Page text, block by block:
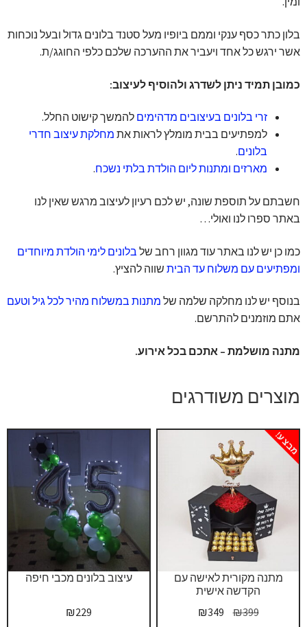
בלון כתר כסף ענקי וממם ביופיו מעל סטנד בלונים גדול ובעל נוכחות
אשר ירגש כל אחד ויעביר את ההערכה שלכם כלפי החוגג/ת.
כמובן תמיד ניתן לשדרג ולהוסיף לעיצוב:
זרי בלונים בעיצובים מדהימים להמשך קישוט החלל.
למפתיעים בבית מומלץ לראות את מחלקת עיצוב חדרי
בלונים.
מארזים ומתנות ליום הולדת בלתי נשכח.
חשבתם על תוספת שונה, יש לכם רעיון לעיצוב מרגש שאין לנו
באתר ספרו לנו ואולי…
כמו כן יש לנו באתר עוד מגוון רחב של בלונים לימי הולדת מיוחדים
ומפתיעים עם משלוח עד הבית שווה להציץ.
בנוסף יש לנו מחלקה שלמה של מתנות במשלוח מהיר לכל גיל וטעם
אתם מוזמנים להתרשם.
מתנה מושלמת – אתכם בכל אירוע.
מוצרים משודרגים
עיצוב בלונים מכבי חיפה
₪229
מתנה מקורית לאישה עם
הקדשה אישית
מבצע!
₪399
המחיר
₪349